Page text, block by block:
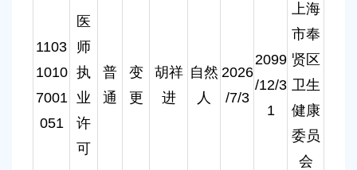
1103
1010
7001
051
医
师
执
业
许
可
普
通
变
更
胡祥
进
自然
人
2026
/7/3
2099
/12/3
1
上海
市奉
贤区
卫生
健康
委员
会